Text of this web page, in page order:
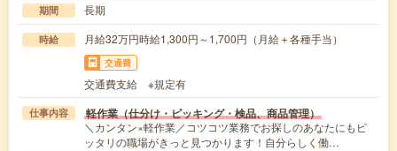
期間 長期
時給 月給32万円時給1,300円～1,700円（月給＋各種手当）
交通費
交通費支給 ※規定有
仕事内容 軽作業（仕分け・ピッキング・検品、商品管理）
＼カンタン×軽作業／コツコツ業務でお探しのあなたにもピ
ッタリの職場がきっと見つかります！自分らしく働…